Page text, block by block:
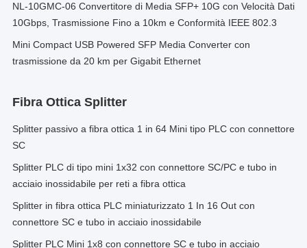
NL-10GMC-06 Convertitore di Media SFP+ 10G con Velocità Dati
10Gbps, Trasmissione Fino a 10km e Conformità IEEE 802.3
Mini Compact USB Powered SFP Media Converter con
trasmissione da 20 km per Gigabit Ethernet
Fibra Ottica Splitter
Splitter passivo a fibra ottica 1 in 64 Mini tipo PLC con connettore
SC
Splitter PLC di tipo mini 1x32 con connettore SC/PC e tubo in
acciaio inossidabile per reti a fibra ottica
Splitter in fibra ottica PLC miniaturizzato 1 In 16 Out con
connettore SC e tubo in acciaio inossidabile
Splitter PLC Mini 1x8 con connettore SC e tubo in acciaio